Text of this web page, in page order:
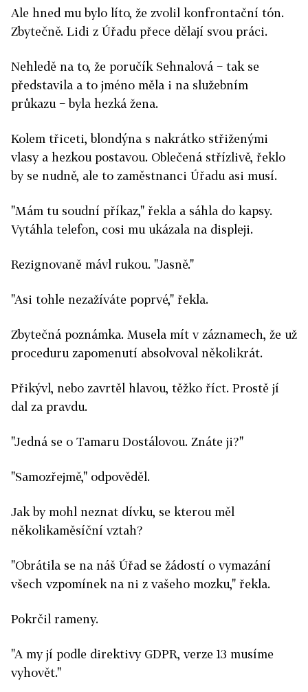
Ale hned mu bylo líto, že zvolil konfrontační tón.
Zbytečně. Lidi z Úřadu přece dělají svou práci.
Nehledě na to, že poručík Sehnalová − tak se
představila a to jméno měla i na služebním
průkazu − byla hezká žena.
Kolem třiceti, blondýna s nakrátko střiženými
vlasy a hezkou postavou. Oblečená střízlivě, řeklo
by se nudně, ale to zaměstnanci Úřadu asi musí.
"Mám tu soudní příkaz," řekla a sáhla do kapsy.
Vytáhla telefon, cosi mu ukázala na displeji.
Rezignovaně mávl rukou. "Jasně."
"Asi tohle nezažíváte poprvé," řekla.
Zbytečná poznámka. Musela mít v záznamech, že už
proceduru zapomenutí absolvoval několikrát.
Přikývl, nebo zavrtěl hlavou, těžko říct. Prostě jí
dal za pravdu.
"Jedná se o Tamaru Dostálovou. Znáte ji?"
"Samozřejmě," odpověděl.
Jak by mohl neznat dívku, se kterou měl
několikaměsíční vztah?
"Obrátila se na náš Úřad se žádostí o vymazání
všech vzpomínek na ni z vašeho mozku," řekla.
Pokrčil rameny.
"A my jí podle direktivy GDPR, verze 13 musíme
vyhovět."